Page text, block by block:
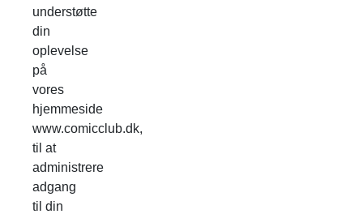
understøtte
din
oplevelse
på
vores
hjemmeside
www.comicclub.dk,
til at
administrere
adgang
til din